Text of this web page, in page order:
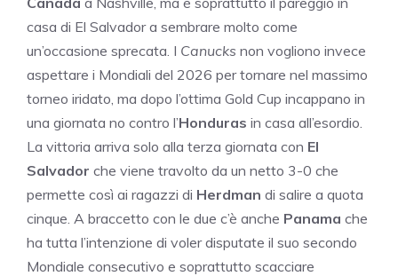
casa di El Salvador a sembrare molto come
un’occasione sprecata. I Canucks non vogliono invece
aspettare i Mondiali del 2026 per tornare nel massimo
torneo iridato, ma dopo l’ottima Gold Cup incappano in
una giornata no contro l’Honduras in casa all’esordio.
La vittoria arriva solo alla terza giornata con El
Salvador che viene travolto da un netto 3-0 che
permette così ai ragazzi di Herdman di salire a quota
cinque. A braccetto con le due c’è anche Panama che
ha tutta l’intenzione di voler disputate il suo secondo
Mondiale consecutivo e soprattutto scacciare